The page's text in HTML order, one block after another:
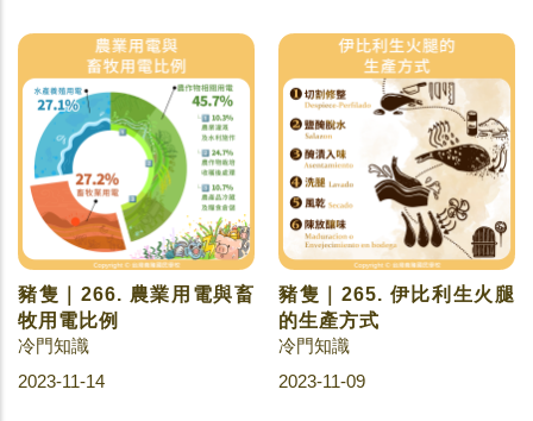
豬隻｜266. 農業用電與畜
牧用電比例
冷門知識
2023-11-14
豬隻｜265. 伊比利生火腿
的生產方式
冷門知識
2023-11-09